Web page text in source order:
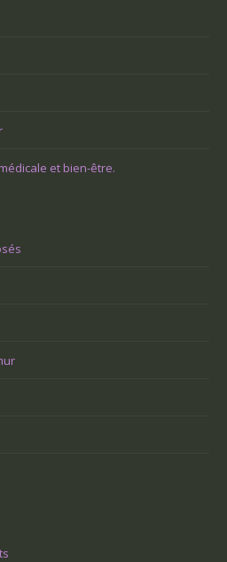
et bien-être.